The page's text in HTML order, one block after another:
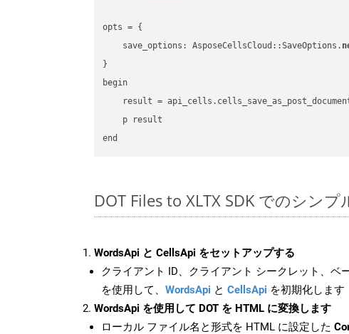
opts = {
    save_options: AsposeCellsCloud::SaveOptions.
}
begin
result =
    p result
DOT Files to XLTX SDK でのシン
WordsApi と CellsApi をセットアップする
クライアント ID、クライアント シークレット、ベ
を使用して、 WordsApi と CellsApi を初期化します
WordsApi を使用して DOT を HTML に変換します
ローカル ファイル名と形式を HTML に設定した